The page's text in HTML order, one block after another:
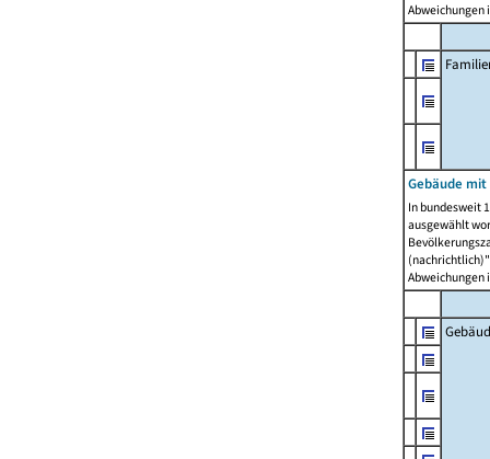
Abweichungen
Gebäude
In bundesweit
ausgewählt
Abweichungen